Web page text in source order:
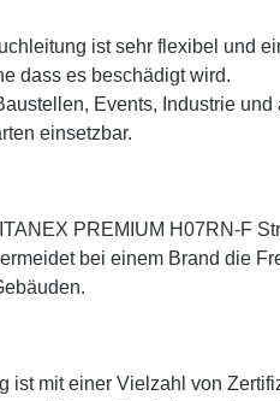
ist sehr flexibel und
dass es beschädigt wird.
Events, Industrie
einsetzbar.
PREMIUM H07RN-F
bei einem Brand die
ist mit einer Vielzahl von